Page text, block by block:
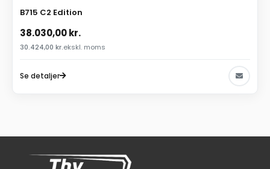
B715 C2 Edition
38.030,00kr.
30.424,00 kr.ekskl. moms
Se detaljer